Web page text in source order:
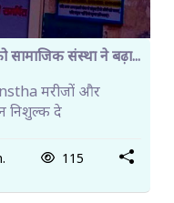
सामाजिक संस्था ने बढ़ा...
मरीजों और
निशुल्क दे
115